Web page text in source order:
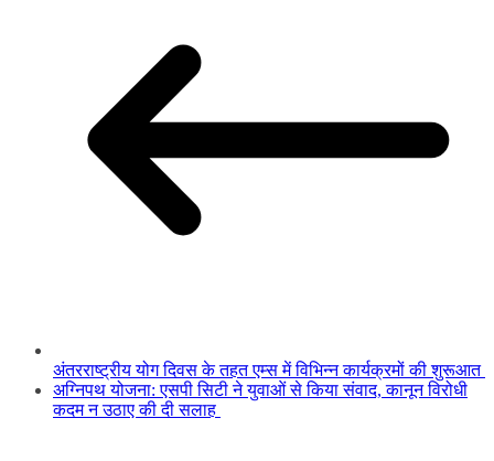
अंतरराष्ट्रीय योग दिवस के तहत एम्स में विभिन्न कार्यक्रमों की शुरूआत
अग्निपथ योजना: एसपी सिटी ने युवाओं से किया संवाद, कानून विरोधी
कदम न उठाए की दी सलाह